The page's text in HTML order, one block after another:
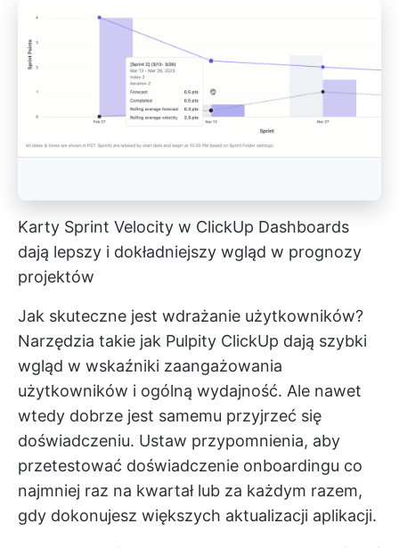
Karty Sprint Velocity w ClickUp Dashboards
dają lepszy i dokładniejszy wgląd w prognozy
projektów
Jak skuteczne jest wdrażanie użytkowników?
Narzędzia takie jak Pulpity ClickUp dają szybki
wgląd w wskaźniki zaangażowania
użytkowników i ogólną wydajność. Ale nawet
wtedy dobrze jest samemu przyjrzeć się
doświadczeniu. Ustaw przypomnienia, aby
przetestować doświadczenie onboardingu co
najmniej raz na kwartał lub za każdym razem,
gdy dokonujesz większych aktualizacji aplikacji.